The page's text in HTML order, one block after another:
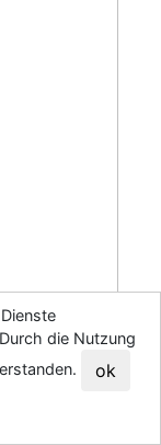
die Nutzung
ok